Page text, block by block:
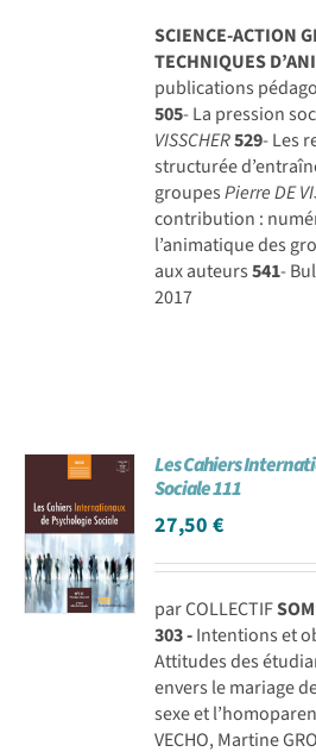
SCIENCE-ACTION
TECHNIQUES
publications
505- La pression
VISSCHER529- Les
structurée
groupesPierre DE
contribution :
l’animatique des
aux auteurs541-
2017
Les Cahiers
Sociale 111
27,50€
par COLLECTIF
303 -Intentions et
Attitudes des
envers le mariage
sexe et
VECHO, Martine